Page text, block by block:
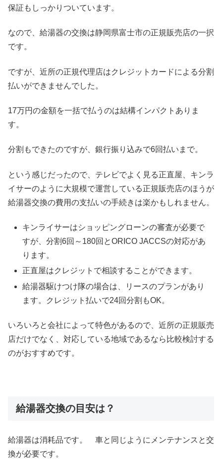
保証もしっかりついています。
なので、給湯器の交換は静岡県富士市の正規販売店の一択
です。
ですが、近所の正規代理店はクレジットカードによる分割
払いができませんでした。
17万円の金額を一括で払うのは結構インパクトありま
す。
分割もできたのですが、銀行振り込みで6回払いまで。
という感じだったので、テレビでよく見る正直屋、キンラ
イサーのように大規模で運営している正規販売店のほうが
給湯器交換の費用の支払いの手続きは楽かもしれません。
キンライサーはショッピングローンの審査が必要で
すが、分割6回～180回とORICO JACCSの対応があ
ります。
正直屋はクレジットで相談することができます。
給湯器駆けつけ隊の場合は、リースのプランがあり
ます。クレジット払いで24回分割もOK。
いろいろと会社によって特色があるので、近所の正規販売
店だけでなく、対応している地域であるなら比較検討する
のがおすすめです。
給湯器交換の目安は？
給湯器は消耗品です。 車と同じようにメンテナンスと交
換が必要です。